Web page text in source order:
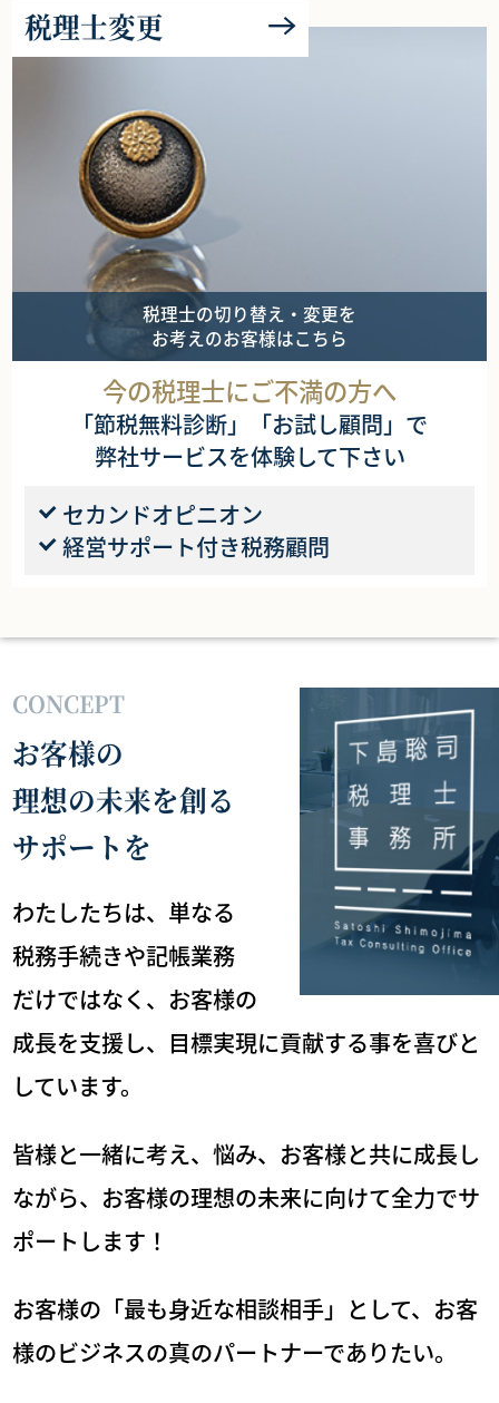
税理士変更
税理士の切り替え・変更を
お考えのお客様はこちら
今の税理士にご不満の方へ
「節税無料診断」「お試し顧問」で
弊社サービスを体験して下さい
セカンドオピニオン
経営サポート付き税務顧問
CONCEPT
お客様の
理想の未来を創る
サポートを
わたしたちは、単なる
税務手続きや記帳業務
だけではなく、 お客様の
成長を支援し、目標実現に貢献する事を喜びと
しています。
皆様と一緒に考え、悩み、お客様と共に成長し
ながら、 お客様の理想の未来に向けて全力でサ
ポートします！
お客様の「最も身近な相談相手」として、 お客
様のビジネスの真のパートナーでありたい。